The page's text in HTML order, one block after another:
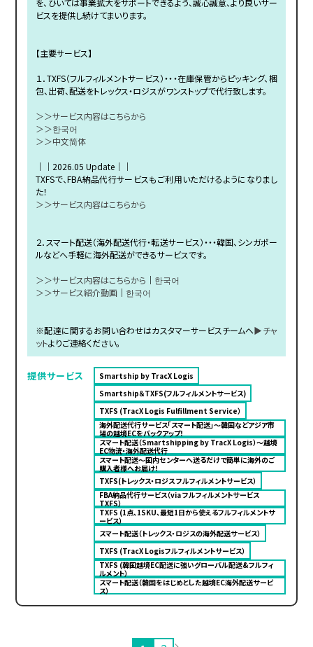
を、ひいては事業拡大をサポートできるよう、誠心誠意、より良いサー
ビスを提供し続けてまいります。
【主要サービス】
１．TXFS（フルフィルメントサービス）・・・在庫保管からピッキング、梱
包、出荷、配送をトレックス・ロジスがワンストップで代行致します。
＞＞サービス内容はこちらから
＞＞한국어
＞＞中文简体
｜｜2026.05 Update｜｜
TXFSで、FBA納品代行サービスもご利用いただけるようになりまし
た！
＞＞サービス内容はこちらから
２．スマート配送（海外配送代行・転送サービス）・・・韓国、シンガポー
ルなどへ手軽に海外配送ができるサービスです。
＞＞サービス内容はこちらから
한국어
＞＞サービス紹介動画
한국어
※配達に関するお問い合わせはカスタマーサービスチームへ▶チャ
ットよりご連絡ください。
提供サービス
Smartship by TracX Logis
Smartship＆TXFS(フルフィルメントサービス)
TXFS (TracX Logis Fulfillment Service）
海外配送代行サービス「スマート配送」〜韓国などアジア市
場の越境ECをバックアップ！
スマート配送（Smartshipping by TracX Logis）～越境
EC物流・海外配送代行
スマート配送～国内センターへ送るだけで簡単に海外のご
購入者様へお届け！
TXFS(トレックス・ロジス フルフィルメントサービス）
FBA納品代行サービス（via フルフィルメントサービス
TXFS）
TXFS (1点、1SKU、最短1日から使えるフルフィルメントサ
ービス）
スマート配送（トレックス・ロジスの海外配送サービス）
TXFS (TracX Logisフルフィルメントサービス）
TXFS (韓国越境EC配送に強いグローバル配送&フルフィ
ルメント）
スマート配送（韓国をはじめとした越境EC海外配送サービ
ス）